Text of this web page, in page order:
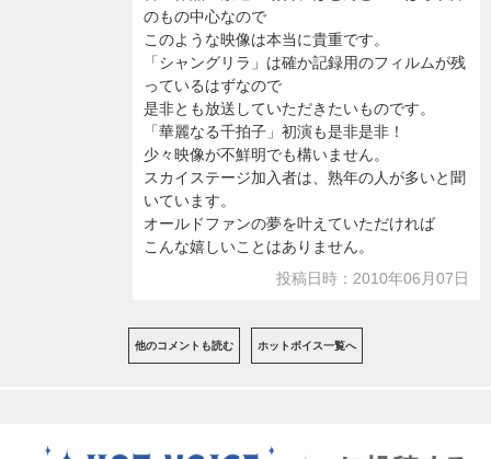
のもの中心なので
このような映像は本当に貴重です。
「シャングリラ」は確か記録用のフィルムが残
っているはずなので
是非とも放送していただきたいものです。
「華麗なる千拍子」初演も是非是非！
少々映像が不鮮明でも構いません。
スカイステージ加入者は、熟年の人が多いと聞
いています。
オールドファンの夢を叶えていただければ
こんな嬉しいことはありません。
投稿日時：2010年06月07日
他のコメントも読む ホットボイス一覧へ